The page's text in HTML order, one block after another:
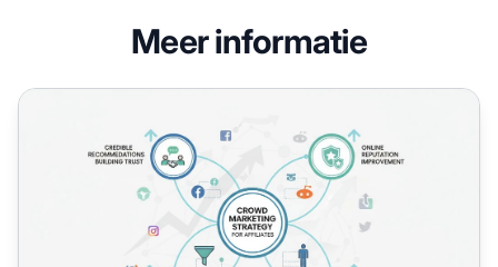
Meer informatie
Wat zijn de belangrijkste voordelen van crowdmarketing